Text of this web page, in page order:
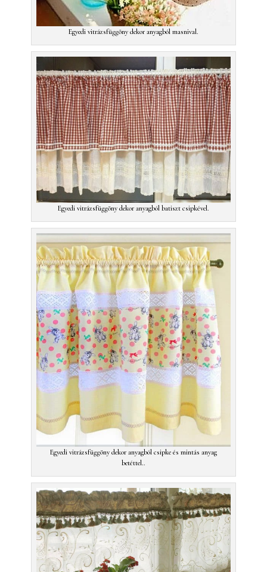
Egyedi vitrázsfüggöny dekor anyagból masnival.
Egyedi vitrázsfüggöny dekor anyagból batiszt csipkével.
Egyedi vitrázsfüggöny dekor anyagból csipke és mintás anyag
betéttel..